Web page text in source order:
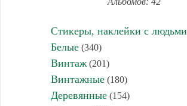
Стикеры, наклейки с людьми
Белые(340)
Винтаж(201)
Винтажные(180)
Деревянные(154)